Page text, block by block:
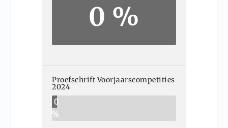
0 %
Proefschrift Voorjaarscompetities
2024
0
%